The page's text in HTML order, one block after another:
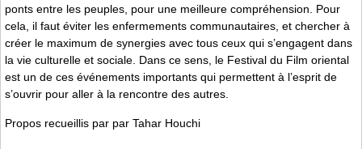
ponts entre les peuples, pour une meilleure compréhension. Pour
cela, il faut éviter les enfermements communautaires, et chercher à
créer le maximum de synergies avec tous ceux qui s’engagent dans
la vie culturelle et sociale. Dans ce sens, le Festival du Film oriental
est un de ces événements importants qui permettent à l’esprit de
s’ouvrir pour aller à la rencontre des autres.
Propos recueillis par par Tahar Houchi